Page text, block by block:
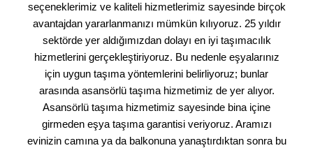
seçeneklerimiz ve kaliteli hizmetlerimiz sayesinde birçok
avantajdan yararlanmanızı mümkün kılıyoruz. 25 yıldır
sektörde yer aldığımızdan dolayı en iyi taşımacılık
hizmetlerini gerçekleştiriyoruz. Bu nedenle eşyalarınız
için uygun taşıma yöntemlerini belirliyoruz; bunlar
arasında asansörlü taşıma hizmetimiz de yer alıyor.
Asansörlü taşıma hizmetimiz sayesinde bina içine
girmeden eşya taşıma garantisi veriyoruz. Aramızı
evinizin camına ya da balkonuna yanaştırdıktan sonra bu